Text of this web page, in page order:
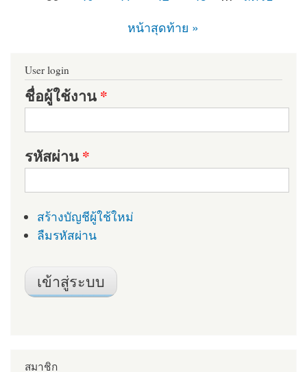
หน้าสุดท้าย »
User login
ชื่อผู้ใช้งาน*
รหัสผ่าน*
สร้างบัญชีผู้ใช้ใหม่
ลืมรหัสผ่าน
สมาชิก